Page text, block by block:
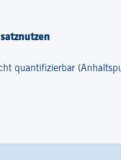
quantifizierbar